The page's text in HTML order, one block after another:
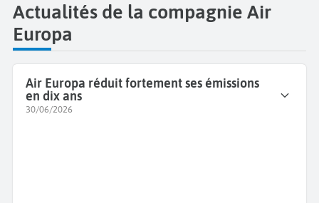
Actualités de la compagnie Air
Europa
Air Europa réduit fortement ses émissions
en dix ans
30/06/2026